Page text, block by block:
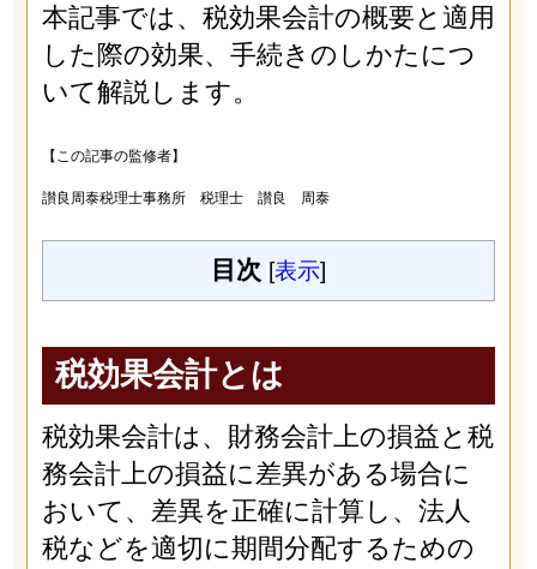
本記事では、税効果会計の概要と適用
した際の効果、手続きのしかたにつ
いて解説します。
【この記事の監修者】
讃良周泰税理士事務所 税理士 讃良 周泰
目次 [表示]
税効果会計とは
税効果会計は、財務会計上の損益と税
務会計上の損益に差異がある場合に
おいて、差異を正確に計算し、法人
税などを適切に期間分配するための